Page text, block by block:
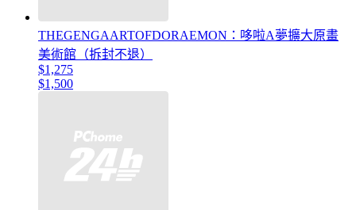
THEGENGAARTOFDORAEMON：哆啦A夢擴大原畫
美術館（拆封不退）
$1,275
$1,500